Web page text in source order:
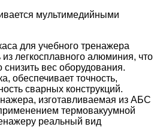
мультимедийными
для учебного тренажера
легкосплавного алюминия, что
снизить вес оборудования.
обеспечивает точность,
сварных конструкций.
изготавливаемая из АБС
термовакуумной
реальный вид